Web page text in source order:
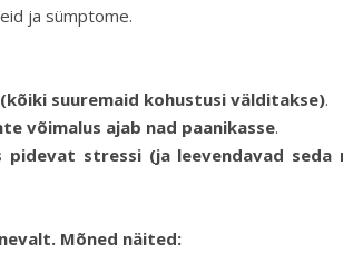
ja sümptome.
suuremaid kohustusi välditakse).
võimalus ajab nad paanikasse.
pidevat stressi (ja leevendavad seda
Mõned näited: